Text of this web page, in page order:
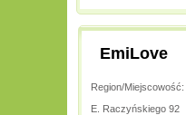
EmiLove
Region/Miejscowość:
E. Raczyńskiego 92